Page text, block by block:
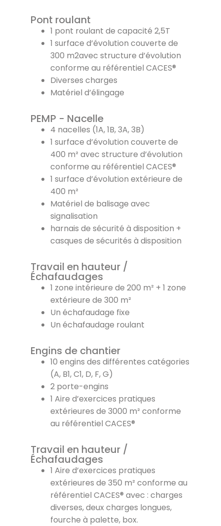
Pont roulant
1 pont roulant de capacité 2,5T
1 surface d’évolution couverte de
300 m2avec structure d’évolution
conforme au référentiel CACES®
Diverses charges
Matériel d’élingage
PEMP - Nacelle
4 nacelles (1A, 1B, 3A, 3B)
1 surface d’évolution couverte de
400 m² avec structure d’évolution
conforme au référentiel CACES®
1 surface d’évolution extérieure de
400 m²
Matériel de balisage avec
signalisation
harnais de sécurité à disposition +
casques de sécurités à disposition
Travail en hauteur /
Échafaudages
1 zone intérieure de 200 m² + 1 zone
extérieure de 300 m²
Un échafaudage fixe
Un échafaudage roulant
Engins de chantier
10 engins des différentes catégories
(A, B1, C1, D, F, G)
2 porte-engins
1 Aire d’exercices pratiques
extérieures de 3000 m² conforme
au référentiel CACES®
Travail en hauteur /
Échafaudages
1 Aire d’exercices pratiques
extérieures de 350 m² conforme au
référentiel CACES® avec : charges
diverses, deux charges longues,
fourche à palette, box.